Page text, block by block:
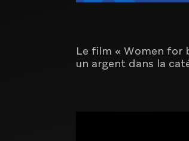
Le film « Women for
un argent dans la